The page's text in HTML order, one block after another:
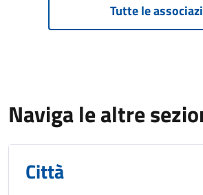
Tutte le
Naviga le altre
Città